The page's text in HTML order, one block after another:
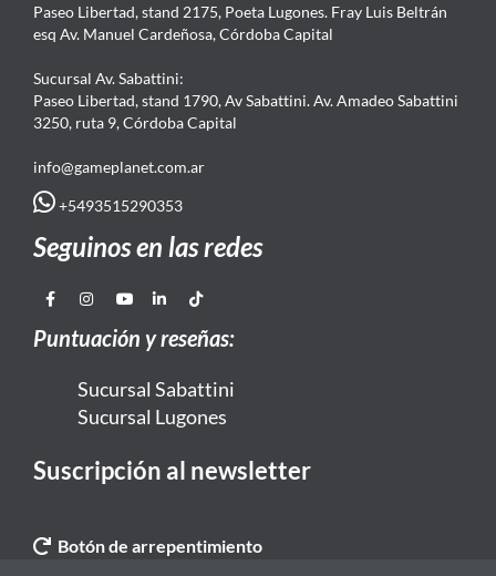
Paseo Libertad, stand 2175, Poeta Lugones. Fray Luis Beltrán
esq Av. Manuel Cardeñosa, Córdoba Capital
Sucursal Av. Sabattini:
Paseo Libertad, stand 1790, Av Sabattini. Av. Amadeo Sabattini
3250, ruta 9, Córdoba Capital
info@gameplanet.com.ar
+5493515290353
Seguinos en las redes
Puntuación y reseñas:
Sucursal Sabattini
Sucursal Lugones
Suscripción al newsletter
Botón de arrepentimiento